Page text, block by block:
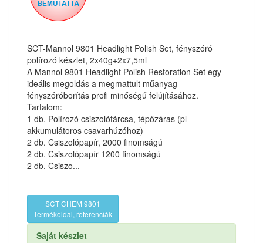
SCT-Mannol 9801 Headlight Polish Set, fényszóró
polírozó készlet, 2x40g+2x7,5ml
A Mannol 9801 Headlight Polish Restoration Set egy
ideális megoldás a megmattult műanyag
fényszóróborítás profi minőségű felújításához.
Tartalom:
1 db. Polírozó csiszolótárcsa, tépőzáras (pl
akkumulátoros csavarhúzóhoz)
2 db. Csiszolópapír, 2000 finomságú
2 db. Csiszolópapír 1200 finomságú
2 db. Csiszo...
SCT CHEM 9801
Termékoldal, referenciák
Saját készlet